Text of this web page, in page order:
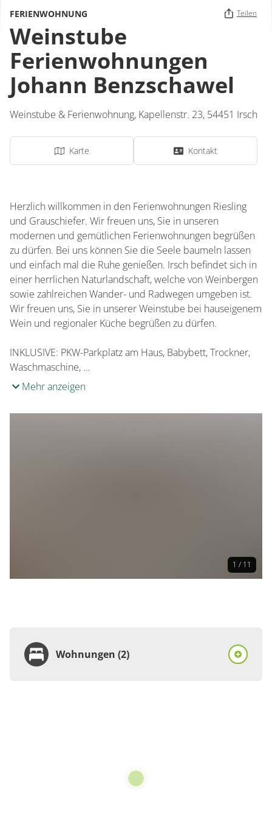
FERIENWOHNUNG Teilen
Weinstube
Ferienwohnungen
Johann Benzschawel
Weinstube & Ferienwohnung, Kapellenstr. 23, 54451 Irsch
Karte Kontakt
Herzlich willkommen in den Ferienwohnungen Riesling
und Grauschiefer. Wir freuen uns, Sie in unseren
modernen und gemütlichen Ferienwohnungen begrüßen
zu dürfen. Bei uns können Sie die Seele baumeln lassen
und einfach mal die Ruhe genießen. Irsch befindet sich in
einer herrlichen Naturlandschaft, welche von Weinbergen
sowie zahlreichen Wander- und Radwegen umgeben ist.
Wir freuen uns, Sie in unserer Weinstube bei hauseigenem
Wein und regionaler Küche begrüßen zu dürfen.
INKLUSIVE: PKW-Parkplatz am Haus, Babybett, Trockner,
Waschmaschine, …
Mehr anzeigen
1 / 11
Wohnungen (2)
pro Einheit/Nacht